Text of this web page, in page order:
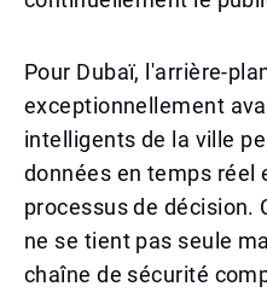
Pour Dubaï, l'arrière-
exceptionnellement
intelligents de la ville
données en temps réel
processus de décision.
ne se tient pas seule
chaîne de sécurité